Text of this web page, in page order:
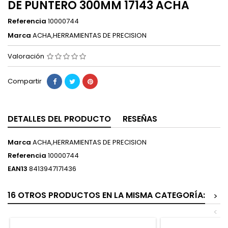
DE PUNTERO 300MM 17143 ACHA
Referencia 10000744
Marca ACHA,HERRAMIENTAS DE PRECISION
Valoración
Compartir
DETALLES DEL PRODUCTO RESEÑAS
Marca ACHA,HERRAMIENTAS DE PRECISION
Referencia 10000744
EAN13 8413947171436
16 OTROS PRODUCTOS EN LA MISMA CATEGORÍA:
>
<